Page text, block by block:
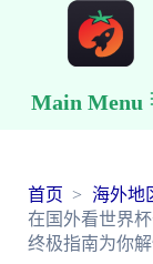
Main Menu
首页
海外地
在国外看世界
终极指南为你